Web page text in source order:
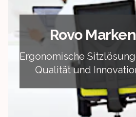
Rovo
Ergonomische
Qualität und